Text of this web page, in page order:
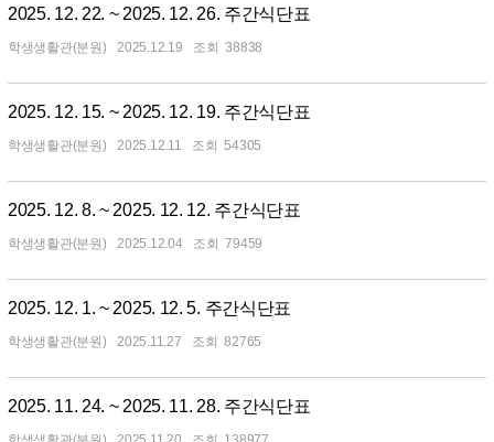
2025. 12. 22. ~ 2025. 12. 26. 주간식단표
학생생활관(분원) 2025.12.19 38838
2025. 12. 15. ~ 2025. 12. 19. 주간식단표
학생생활관(분원) 2025.12.11 54305
2025. 12. 8. ~ 2025. 12. 12. 주간식단표
학생생활관(분원) 2025.12.04 79459
2025. 12. 1. ~ 2025. 12. 5. 주간식단표
학생생활관(분원) 2025.11.27 82765
2025. 11. 24. ~ 2025. 11. 28. 주간식단표